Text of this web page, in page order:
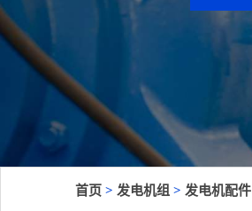
首页 > 发电机组 > 发电机配件